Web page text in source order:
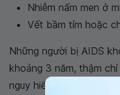
Nhiễm nấm men ở
Vết bầm tím hoặc
Những người bị AIDS
khoảng 3 năm, thậm
nguy hiểm. Nhưng HIV